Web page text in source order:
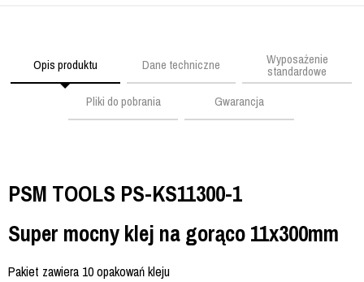
Opis produktu Dane techniczne Wyposażenie
standardowe
Pliki do pobrania
Gwarancja
PSM TOOLS PS-KS11300-1
Super mocny klej na gorąco 11x300mm
Pakiet zawiera 10 opakowań kleju